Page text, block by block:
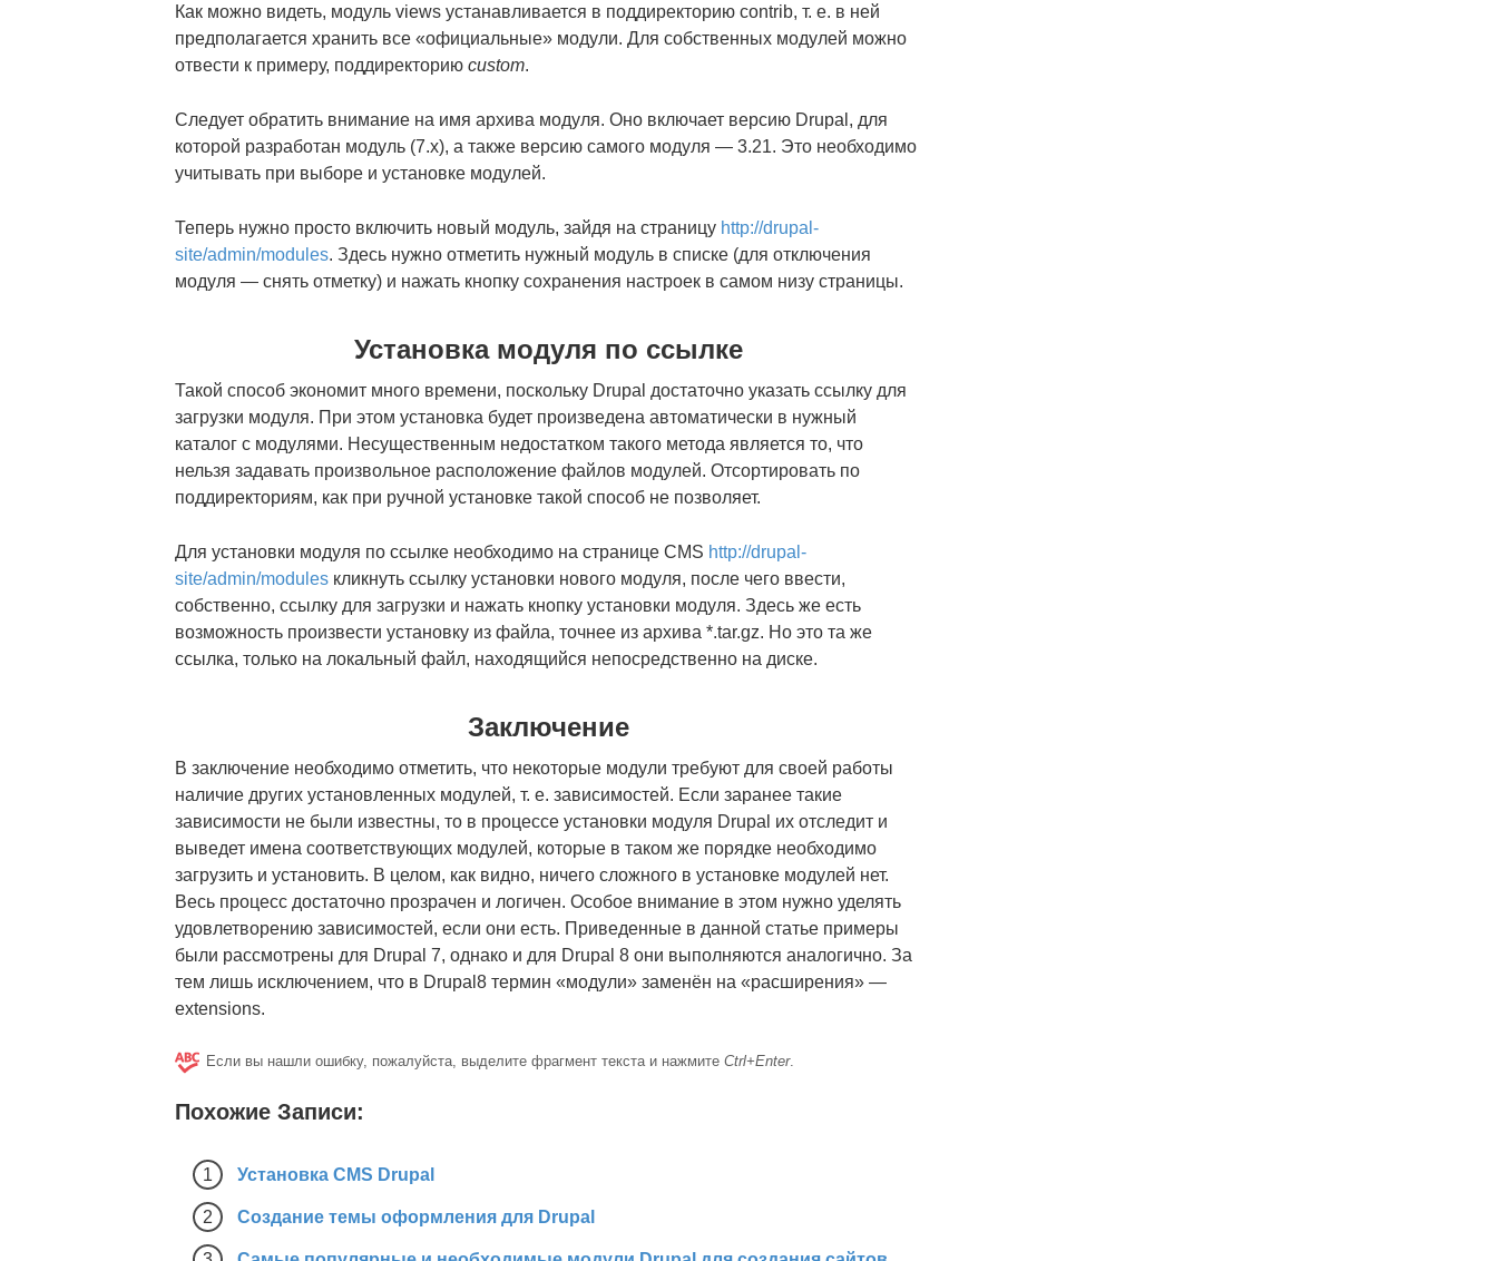
Как можно видеть, модуль views устанавливается в поддиректорию contrib, т. е. в ней
предполагается хранить все «официальные» модули. Для собственных модулей можно
отвести к примеру, поддиректорию custom.
Следует обратить внимание на имя архива модуля. Оно включает версию Drupal, для
которой разработан модуль (7.x), а также версию самого модуля — 3.21. Это необходимо
учитывать при выборе и установке модулей.
Теперь нужно просто включить новый модуль, зайдя на страницу http://drupal-
site/admin/modules. Здесь нужно отметить нужный модуль в списке (для отключения
модуля — снять отметку) и нажать кнопку сохранения настроек в самом низу страницы.
Установка модуля по ссылке
Такой способ экономит много времени, поскольку Drupal достаточно указать ссылку для
загрузки модуля. При этом установка будет произведена автоматически в нужный
каталог с модулями. Несущественным недостатком такого метода является то, что
нельзя задавать произвольное расположение файлов модулей. Отсортировать по
поддиректориям, как при ручной установке такой способ не позволяет.
Для установки модуля по ссылке необходимо на странице CMS http://drupal-
site/admin/modules кликнуть ссылку установки нового модуля, после чего ввести,
собственно, ссылку для загрузки и нажать кнопку установки модуля. Здесь же есть
возможность произвести установку из файла, точнее из архива *.tar.gz. Но это та же
ссылка, только на локальный файл, находящийся непосредственно на диске.
Заключение
В заключение необходимо отметить, что некоторые модули требуют для своей работы
наличие других установленных модулей, т. е. зависимостей. Если заранее такие
зависимости не были известны, то в процессе установки модуля Drupal их отследит и
выведет имена соответствующих модулей, которые в таком же порядке необходимо
загрузить и установить. В целом, как видно, ничего сложного в установке модулей нет.
Весь процесс достаточно прозрачен и логичен. Особое внимание в этом нужно уделять
удовлетворению зависимостей, если они есть. Приведенные в данной статье примеры
были рассмотрены для Drupal 7, однако и для Drupal 8 они выполняются аналогично. За
тем лишь исключением, что в Drupal8 термин «модули» заменён на «расширения» —
extensions.
Если вы нашли ошибку, пожалуйста, выделите фрагмент текста и нажмите Ctrl+Enter.
Похожие Записи:
Установка CMS Drupal
Создание темы оформления для Drupal